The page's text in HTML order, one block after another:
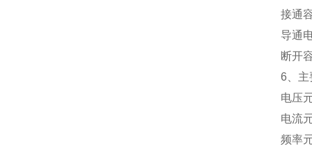
接通容
导通电
断开容
6、主
电压元
电流元
频率元